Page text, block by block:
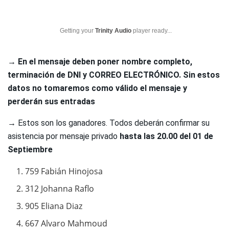
Getting your Trinity Audio player ready...
→ En el mensaje deben poner nombre completo,
terminación de DNI y CORREO ELECTRÓNICO. Sin estos
datos no tomaremos como válido el mensaje y
perderán sus entradas
→ Estos son los ganadores. Todos deberán confirmar su
asistencia por mensaje privado hasta las 20.00 del 01 de
Septiembre
759 Fabián Hinojosa
312 Johanna Raflo
905 Eliana Diaz
667 Alvaro Mahmoud